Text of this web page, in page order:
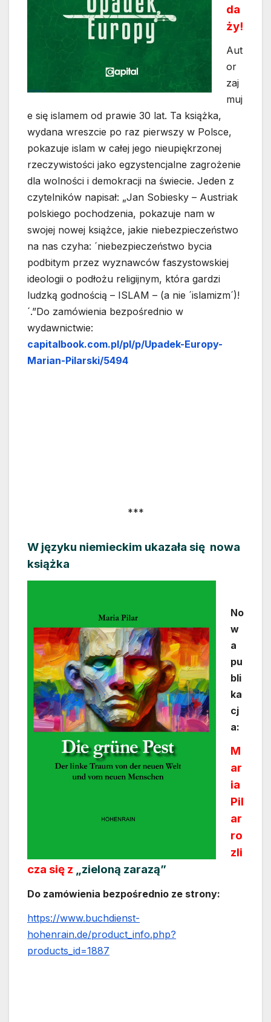
da
ży!
Aut
or
zaj
muj
e się islamem od prawie 30 lat. Ta książka,
wydana wreszcie po raz pierwszy w Polsce,
pokazuje islam w całej jego nieupiękrzonej
rzeczywistości jako egzystencjalne zagrożenie
dla wolności i demokracji na świecie. Jeden z
czytelników napisał: „Jan Sobiesky – Austriak
polskiego pochodzenia, pokazuje nam w
swojej nowej książce, jakie niebezpieczeństwo
na nas czyha: ´niebezpieczeństwo bycia
podbitym przez wyznawców faszystowskiej
ideologii o podłożu religijnym, która gardzi
ludzką godnością – ISLAM – (a nie ´islamizm´)!
´.”Do zamówienia bezpośrednio w
wydawnictwie:
capitalbook.com.pl/pl/p/Upadek-Europy-
Marian-Pilarski/5494
***
W języku niemieckim ukazała się nowa
książka
No
w
a
pu
bli
ka
cj
a:
M
ar
ia
Pil
ar
ro
zli
cza się z „zieloną zarazą”
Do zamówienia bezpośrednio ze strony:
https://www.buchdienst-
hohenrain.de/product_info.php?
products_id=1887